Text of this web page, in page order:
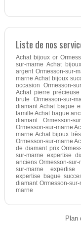
Liste de nos
Achat bijoux or
sur-marne Achat
argent Ormesson-sur-
marne Achat bijoux
occasion Ormesson-
Achat pierre
brute Ormesson-sur-
diamant Achat bague
famille Achat bague
diamant Ormesson-
Ormesson-sur-marne
marne Achat bijoux
Ormesson-sur-marne
de diamant prix
sur-marne expertise
anciens Ormesson-
sur-marne expertise
expertise bague
diamant Ormesson-
marne
Plan